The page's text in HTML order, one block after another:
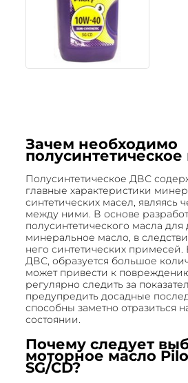
Зачем необходимо
полусинтетическое
Полусинтетическое ДВС
главные характеристики
синтетических масел, являясь
между ними. В основе
полусинтетического масла для
минеральное масло, в
него синтетических
ДВС, образуется большое
может привести к
регулярно следить за
предупредить досадные
способны заметно отразиться
состоянии.
Почему следует
моторное масло
SG/CD?